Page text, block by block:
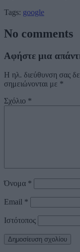
Tags: google
No comments
Αφήστε μια
Η ηλ. διεύθυνση σας
σημειώνονται με *
Σχόλιο *
Όνομα *
Email *
Ιστότοπος